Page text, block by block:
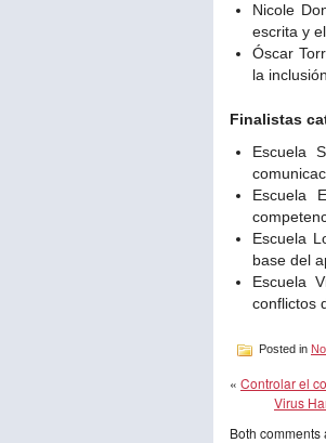
Nicole
escrita y
Óscar
la
Finalistas
Escuela
Escuela
Escuela
base del
Escuela
conflictos
Posted in
« Controlar el
Virus
Both